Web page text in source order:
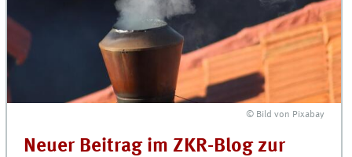
© Bild von Pixabay
Neuer Beitrag im ZKR-Blog zur